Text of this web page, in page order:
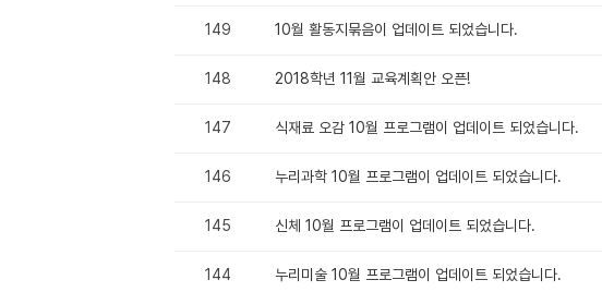
149 10월 활동지묶음이 업데이트 되었습니다.
148 2018학년 11월 교육계획안 오픈!
147 식재료 오감 10월 프로그램이 업데이트 되었습니다.
146 누리과학 10월 프로그램이 업데이트 되었습니다.
145 신체 10월 프로그램이 업데이트 되었습니다.
144 누리미술 10월 프로그램이 업데이트 되었습니다.